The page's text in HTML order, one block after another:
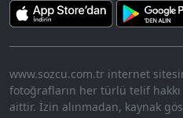
www.sozcu.com.tr internet
fotoğrafların her türlü telif hakkı
aittir. İzin alınmadan, kaynak